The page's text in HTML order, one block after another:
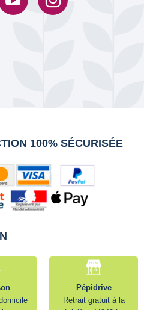
100% SÉCURISÉE
Pépidrive
Retrait gratuit à la